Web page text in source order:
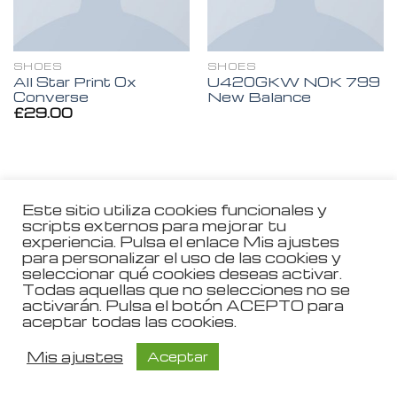
SHOES
All Star Print Ox
Converse
£29.00
SHOES
U420GKW NOK 799
New Balance
Aviso Legal
Política de Privacidad
Política de Cookies
Copyright 2026 ©
Este sitio utiliza cookies funcionales y
scripts externos para mejorar tu
experiencia. Pulsa el enlace Mis ajustes
para personalizar el uso de las cookies y
seleccionar qué cookies deseas activar.
Todas aquellas que no selecciones no se
activarán. Pulsa el botón ACEPTO para
aceptar todas las cookies.
Mis ajustes
Aceptar